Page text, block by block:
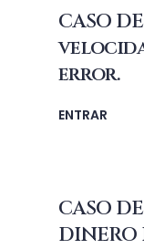
CASO
error.
ENTRAR
CASO
DINERO